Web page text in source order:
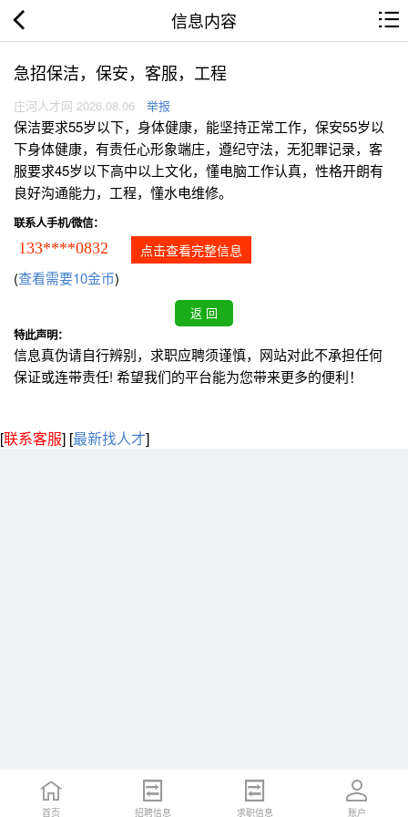
信息内容
急招保洁，保安，客服，工程
庄河人才网 2026.08.06 举报
保洁要求55岁以下，身体健康，能坚持正常工作，保安55岁以
下身体健康，有责任心形象端庄，遵纪守法，无犯罪记录，客
服要求45岁以下高中以上文化，懂电脑工作认真，性格开朗有
良好沟通能力，工程，懂水电维修。
联系人手机/微信：
133****0832 点击查看完整信息
(查看需要10金币)
特此声明：
信息真伪请自行辨别，求职应聘须谨慎，网站对此不承担任何
保证或连带责任! 希望我们的平台能为您带来更多的便利！
[联系客服] [最新找人才]
首页 招聘信息 求职信息 账户